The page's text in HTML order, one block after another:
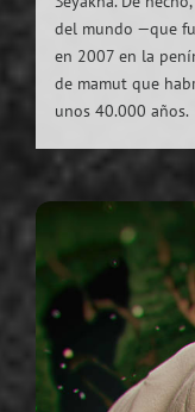
del mundo —que
en 2007 en la
de mamut que
unos 40.000 años.